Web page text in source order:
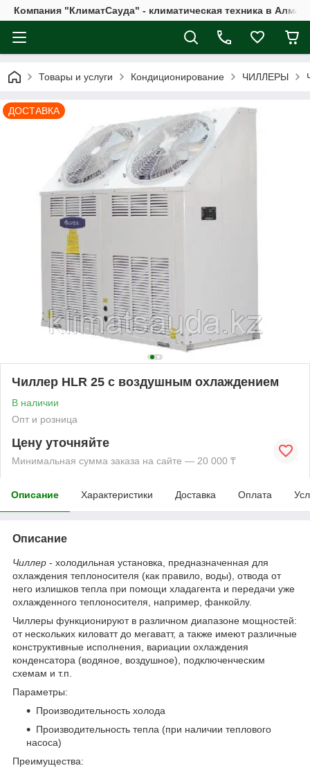
Компания "КлиматСауда" - климатическая техника в
Товары и услуги Кондиционирование ЧИЛЛЕРЫ
ДОСТАВКА
Чиллер HLR 25 с воздушным охлаждением
В наличии
Опт и розница
Цену уточняйте
Минимальная сумма заказа на сайте — 20 000 ₸
Описание Характеристики Доставка Оплата
Описание
Чиллер - холодильная установка, предназначенная для
охлаждения теплоносителя (как правило, воды), отвода от
него излишков тепла при помощи хладагента и передачи уже
охлажденного теплоносителя, например, фанкойлу.
Чиллеры функционируют в различном диапазоне мощностей:
от нескольких киловатт до мегаватт, а также имеют различные
конструктивные исполнения, вариации охлаждения
конденсатора (водяное, воздушное), подключенческим
схемам и т.п.
Параметры:
Производительность холода
Производительность тепла (при наличии теплового
насоса)
Преимущества: